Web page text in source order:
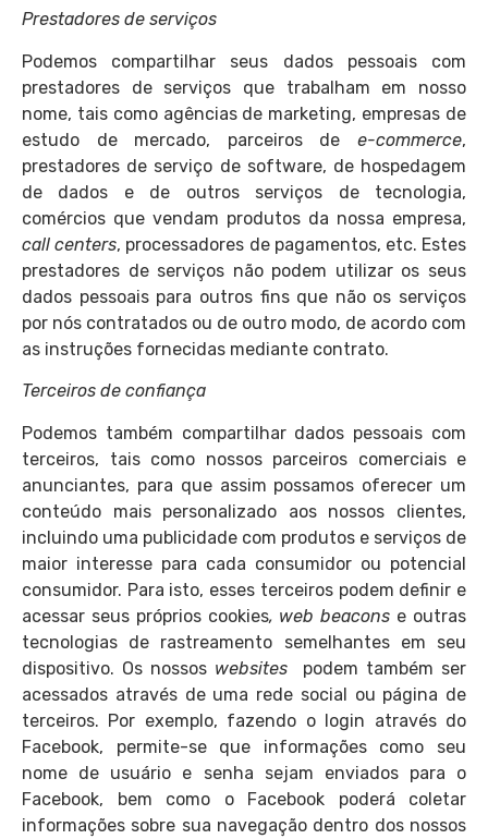
Prestadores de serviços
Podemos compartilhar seus dados pessoais com
prestadores de serviços que trabalham em nosso
nome, tais como agências de marketing, empresas de
estudo de mercado, parceiros de e-commerce,
prestadores de serviço de software, de hospedagem
de dados e de outros serviços de tecnologia,
comércios que vendam produtos da nossa empresa,
call centers, processadores de pagamentos, etc. Estes
prestadores de serviços não podem utilizar os seus
dados pessoais para outros fins que não os serviços
por nós contratados ou de outro modo, de acordo com
as instruções fornecidas mediante contrato.
Terceiros de confiança
Podemos também compartilhar dados pessoais com
terceiros, tais como nossos parceiros comerciais e
anunciantes, para que assim possamos oferecer um
conteúdo mais personalizado aos nossos clientes,
incluindo uma publicidade com produtos e serviços de
maior interesse para cada consumidor ou potencial
consumidor. Para isto, esses terceiros podem definir e
acessar seus próprios cookies, web beacons e outras
tecnologias de rastreamento semelhantes em seu
dispositivo. Os nossos websites
podem também ser
acessados através de uma rede social ou página de
terceiros. Por exemplo, fazendo o login através do
Facebook, permite-se que informações como seu
nome de usuário e senha sejam enviados para o
Facebook, bem como o Facebook poderá coletar
informações sobre sua navegação dentro dos nossos